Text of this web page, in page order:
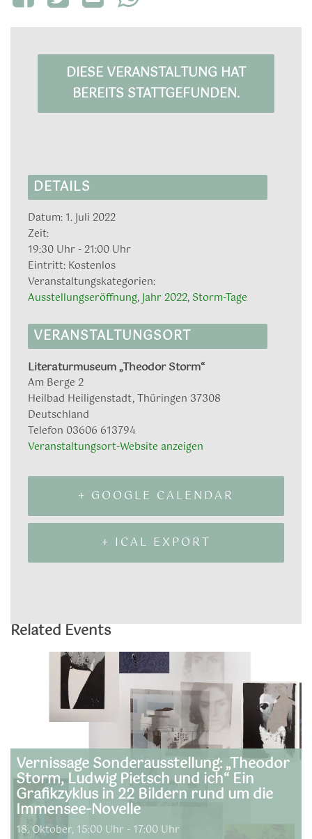
DIESE VERANSTALTUNG HAT
BEREITS STATTGEFUNDEN.
DETAILS
Datum: 1. Juli 2022
Zeit:
19:30 Uhr - 21:00 Uhr
Eintritt: Kostenlos
Veranstaltungskategorien:
Ausstellungseröffnung, Jahr 2022, Storm-Tage
VERANSTALTUNGSORT
Literaturmuseum „Theodor Storm“
Am Berge 2
Heilbad Heiligenstadt,Thüringen 37308
Deutschland
Telefon 03606 613794
Veranstaltungsort-Website anzeigen
+ GOOGLE CALENDAR
+ ICAL EXPORT
Related Events
Vernissage Sonderausstellung: „Theodor
Storm, Ludwig Pietsch und ich“ Ein
Grafikzyklus in 22 Bildern rund um die
Immensee-Novelle
18. Oktober, 15:00 Uhr - 17:00 Uhr